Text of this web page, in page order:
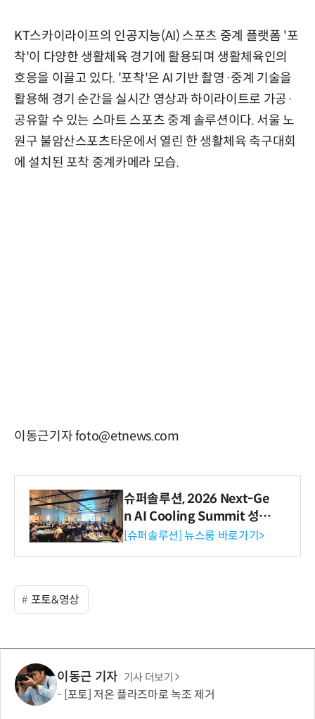
KT스카이라이프의 인공지능(AI) 스포츠 중계 플랫폼 '포
착'이 다양한 생활체육 경기에 활용되며 생활체육인의
호응을 이끌고 있다. '포착'은 AI 기반 촬영·중계 기술을
활용해 경기 순간을 실시간 영상과 하이라이트로 가공·
공유할 수 있는 스마트 스포츠 중계 솔루션이다. 서울 노
원구 불암산스포츠타운에서 열린 한 생활체육 축구대회
에 설치된 포착 중계카메라 모습.
이동근기자 foto@etnews.com
슈퍼솔루션, 2026 Next-Ge
n AI Cooling Summit 성황
리 성료
[슈퍼솔루션] 뉴스룸 바로가기>
포토&영상
이동근 기자 기사 더보기
[포토] 저온 플라즈마로 녹조 제거